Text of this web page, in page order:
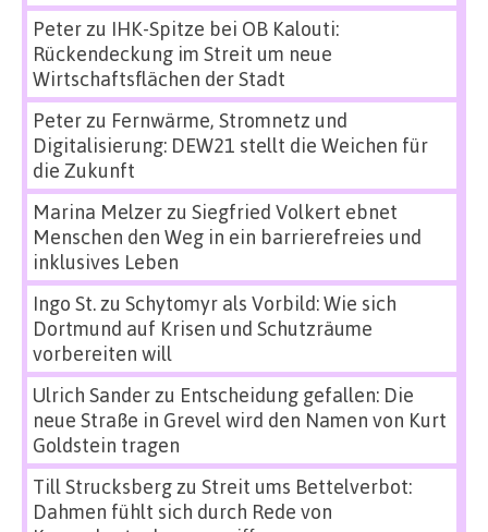
Peterzu IHK-Spitze bei OB Kalouti:
Rückendeckung im Streit um neue
Wirtschaftsflächen der Stadt
Peterzu Fernwärme, Stromnetz und
Digitalisierung: DEW21 stellt die Weichen für
die Zukunft
Marina Melzerzu Siegfried Volkert ebnet
Menschen den Weg in ein barrierefreies und
inklusives Leben
Ingo St.zu Schytomyr als Vorbild: Wie sich
Dortmund auf Krisen und Schutzräume
vorbereiten will
Ulrich Sanderzu Entscheidung gefallen: Die
neue Straße in Grevel wird den Namen von Kurt
Goldstein tragen
Till Strucksbergzu Streit ums Bettelverbot:
Dahmen fühlt sich durch Rede von